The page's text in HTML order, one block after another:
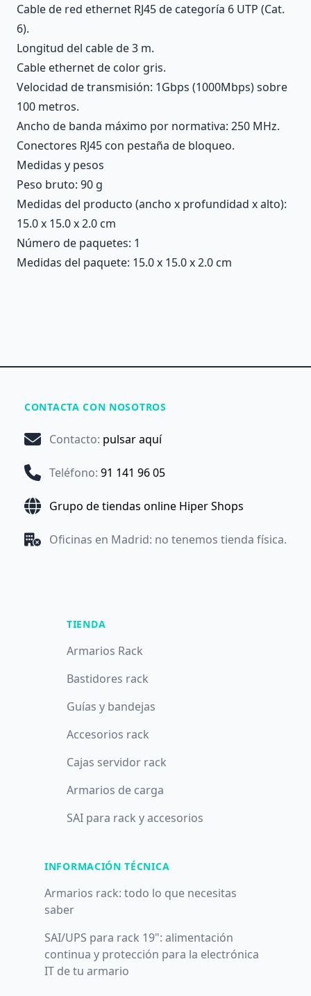
Cable de red ethernet RJ45 de categoría 6 UTP (Cat.
6).
Longitud del cable de 3 m.
Cable ethernet de color gris.
Velocidad de transmisión: 1Gbps (1000Mbps) sobre
100 metros.
Ancho de banda máximo por normativa: 250 MHz.
Conectores RJ45 con pestaña de bloqueo.
Medidas y pesos
Peso bruto: 90 g
Medidas del producto (ancho x profundidad x alto):
15.0 x 15.0 x 2.0 cm
Número de paquetes: 1
Medidas del paquete: 15.0 x 15.0 x 2.0 cm
CONTACTA CON NOSOTROS
Contacto: pulsar aquí
Teléfono: 91 141 96 05
Grupo de tiendas online Hiper Shops
Oficinas en Madrid: no tenemos tienda física.
TIENDA
Armarios Rack
Bastidores rack
Guías y bandejas
Accesorios rack
Cajas servidor rack
Armarios de carga
SAI para rack y accesorios
INFORMACIÓN TÉCNICA
Armarios rack: todo lo que necesitas
saber
SAI/UPS para rack 19": alimentación
continua y protección para la electrónica
IT de tu armario